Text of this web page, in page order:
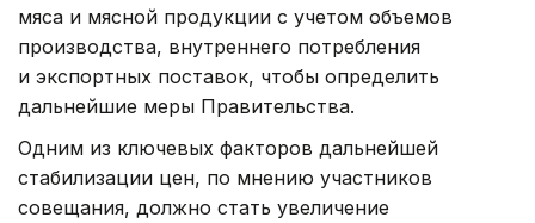
мяса и мясной продукции с учетом объемов
производства, внутреннего потребления
и экспортных поставок, чтобы определить
дальнейшие меры Правительства.
Одним из ключевых факторов дальнейшей
стабилизации цен, по мнению участников
совещания, должно стать увеличение